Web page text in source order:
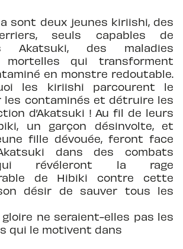
sont deux jeunes kiriishi, des
seuls capables de
Akatsuki, des maladies
mortelles qui transforment
en monstre redoutable.
les kiriishi parcourent le
les contaminés et détruire les
d’Akatsuki ! Au fil de leurs
un garçon désinvolte, et
fille dévouée, feront face
dans des combats
révéleront la rage
de Hibiki contre cette
désir de sauver tous les
gloire ne seraient-elles pas les
qui le motivent dans